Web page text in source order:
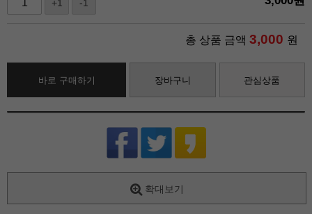
+1 -1
총 상품 금액 3,000 원
바로 구매하기 장바구니 관심상품
확대보기